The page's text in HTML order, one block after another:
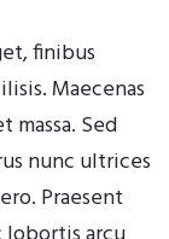
finibus
Maecenas
massa. Sed
nunc ultrices
Praesent